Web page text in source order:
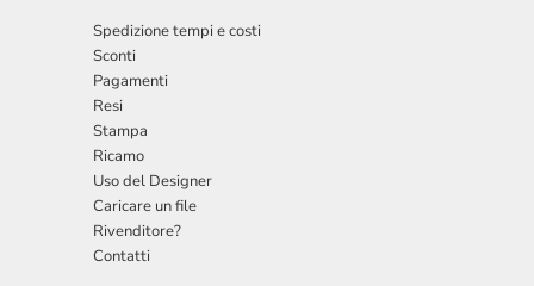
Spedizione tempi e costi
Sconti
Pagamenti
Resi
Stampa
Ricamo
Uso del Designer
Caricare un file
Rivenditore?
Contatti